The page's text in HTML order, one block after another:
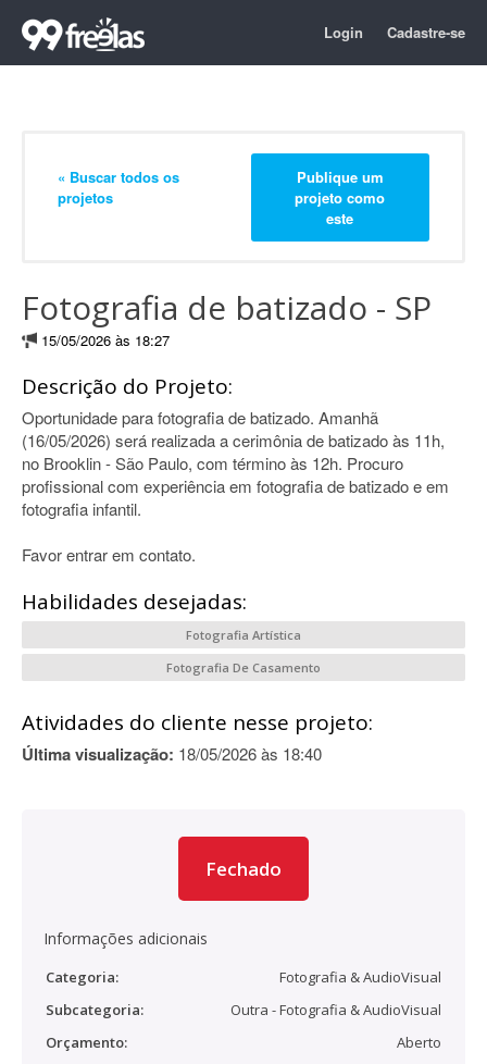
Login Cadastre-se
« Buscar todos os
projetos
Publique um
projeto como
este
Fotografia de batizado - SP
15/05/2026 às 18:27
Descrição do Projeto:
Oportunidade para fotografia de batizado. Amanhã
(16/05/2026) será realizada a cerimônia de batizado às 11h,
no Brooklin - São Paulo, com término às 12h. Procuro
profissional com experiência em fotografia de batizado e em
fotografia infantil.
Favor entrar em contato.
Habilidades desejadas:
Fotografia Artística
Fotografia De Casamento
Atividades do cliente nesse projeto:
Última visualização: 18/05/2026 às 18:40
Fechado
Informações adicionais
Categoria:
Fotografia & AudioVisual
Subcategoria:
Outra - Fotografia & AudioVisual
Orçamento:
Aberto